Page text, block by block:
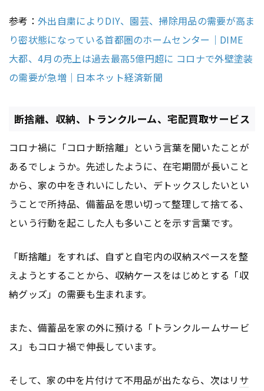
参考： 外出自粛によりDIY、園芸、掃除用品の需要が高ま
り密状態になっている首都圏のホームセンター｜DIME
大都、4月の売上は過去最高5億円超に コロナで外壁塗装
の需要が急増｜日本ネット経済新聞
断捨離、収納、トランクルーム、宅配買取サービス
コロナ禍に「コロナ断捨離」という言葉を聞いたことが
あるでしょうか。先述したように、在宅期間が長いこと
から、家の中をきれいにしたい、デトックスしたいとい
うことで所持品、備蓄品を思い切って整理して捨てる、
という行動を起こした人も多いことを示す言葉です。
「断捨離」をすれば、自ずと自宅内の収納スペースを整
えようとすることから、収納ケースをはじめとする「収
納グッズ」の需要も生まれます。
また、備蓄品を家の外に預ける「トランクルームサービ
ス」もコロナ禍で伸長しています。
そして、家の中を片付けて不用品が出たなら、次はリ サ